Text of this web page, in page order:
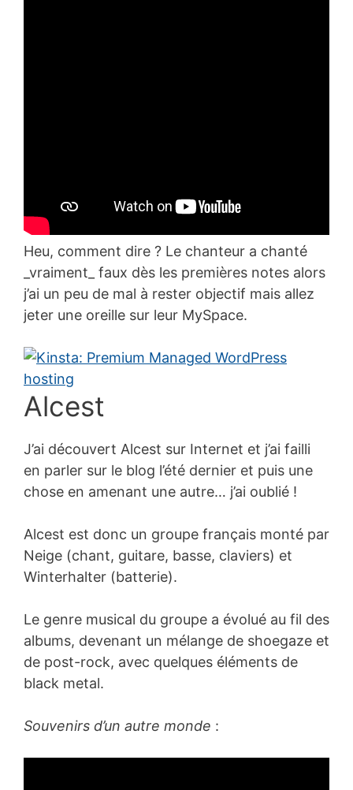
Heu, comment dire ? Le chanteur a chanté
_vraiment_ faux dès les premières notes alors
j’ai un peu de mal à rester objectif mais allez
jeter une oreille sur leur MySpace.
Alcest
J’ai découvert Alcest sur Internet et j’ai failli
en parler sur le blog l’été dernier et puis une
chose en amenant une autre… j’ai oublié !
Alcest est donc un groupe français monté par
Neige (chant, guitare, basse, claviers) et
Winterhalter (batterie).
Le genre musical du groupe a évolué au fil des
albums, devenant un mélange de shoegaze et
de post-rock, avec quelques éléments de
black metal.
Souvenirs d’un autre monde :